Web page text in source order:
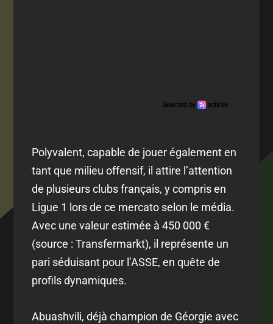
Polyvalent, capable de jouer également en
tant que milieu offensif, il attire l’attention
de plusieurs clubs français, y compris en
Ligue 1 lors de ce mercato selon le média.
Avec une valeur estimée à 450 000 €
(source : Transfermarkt), il représente un
pari séduisant pour l’ASSE, en quête de
profils dynamiques.
Abuashvili, déjà champion de Géorgie avec